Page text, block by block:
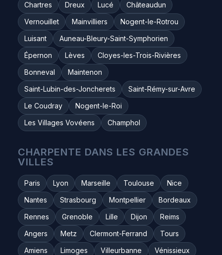
Chartres Dreux Lucé
Châteaudun
Vernouillet
Mainvilliers
Nogent-le-Rotrou
Luisant
Auneau-Bleury-Saint-Symphorien
Épernon
Lèves
Cloyes-les-Trois-Rivières
Bonneval
Maintenon
Saint-Lubin-des-Joncherets
Saint-Rémy-sur-Avre
Le Coudray
Nogent-le-Roi
Les Villages Vovéens
Champhol
CHARPENTE DANS LES GRANDES
VILLES
Paris Lyon Marseille Toulouse
Nice
Nantes
Strasbourg Montpellier
Bordeaux
Rennes
Grenoble Lille Dijon
Reims
Angers
Metz Clermont-Ferrand
Tours
Amiens
Limoges Villeurbanne
Vénissieux